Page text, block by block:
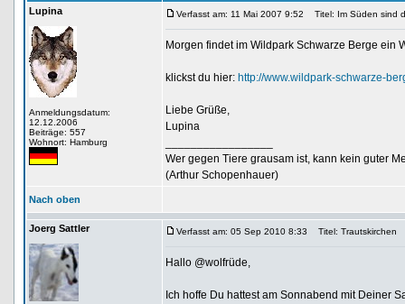
Lupina
Anmeldungsdatum:
12.12.2006
Beiträge: 557
Wohnort: Hamburg
Verfasst am: 11 Mai 2007 9:52 Titel: Im Süden sind
Morgen findet im Wildpark Schwarze Berge ein
klickst du hier: http://www.wildpark-schwarze-
Liebe Grüße,
Lupina
Wer gegen Tiere grausam ist, kann kein guter
(Arthur Schopenhauer)
Nach oben
Joerg Sattler Verfasst am: 05 Sep 2010 8:33 Titel: Trautskirchen
Hallo @wolfrüde,
Ich hoffe Du hattest am Sonnabend mit Deiner